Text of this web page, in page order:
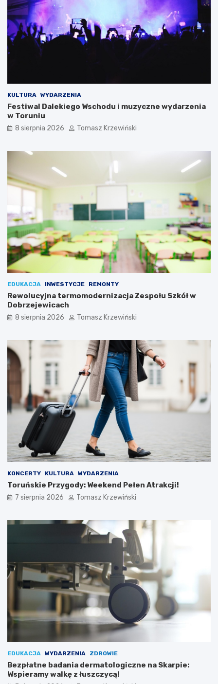
KULTURA WYDARZENIA
Festiwal Dalekiego Wschodu i muzyczne wydarzenia
w Toruniu
8 sierpnia 2026 Tomasz Krzewiński
EDUKACJA INWESTYCJE REMONTY
Rewolucyjna termomodernizacja Zespołu Szkół w
Dobrzejewicach
8 sierpnia 2026 Tomasz Krzewiński
KONCERTY KULTURA WYDARZENIA
Toruńskie Przygody: Weekend Pełen Atrakcji!
7 sierpnia 2026 Tomasz Krzewiński
EDUKACJA WYDARZENIA ZDROWIE
Bezpłatne badania dermatologiczne na Skarpie:
Wspieramy walkę z łuszczycą!